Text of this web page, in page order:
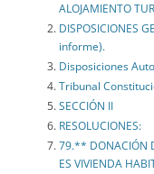
ALOJAMIENTO
DISPOSICIONES
informe).
Disposiciones
Tribunal
SECCIÓN II
RESOLUCIONES:
79.** DONACIÓN
ES VIVIENDA